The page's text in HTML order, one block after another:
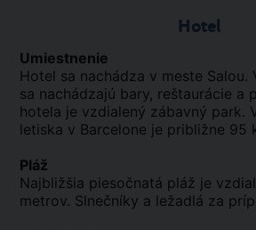
Hotel
Umiestnenie
Hotel sa nachádza v meste
sa nachádzajú bary, reštaurácie a
hotela je vzdialený zábavný park.
letiska v Barcelone je približne 95
Pláž
Najbližšia piesočnatá pláž je
metrov. Slnečníky a ležadlá za